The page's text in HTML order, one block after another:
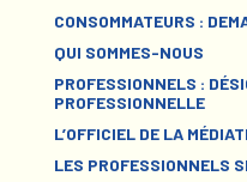
CONSOMMATEURS :
QUI SOMMES-NOUS
PROFESSIONNELS :
PROFESSIONNELLE
L’OFFICIEL DE LA
LES PROFESSIONNELS